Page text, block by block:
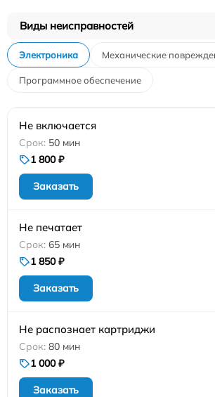
Виды неисправностей
Электроника Механические
Программное обеспечение
Не включается
50 мин
1 800 ₽
Заказать
Не печатает
65 мин
1 850 ₽
Заказать
Не распознает картриджи
80 мин
1 000 ₽
Заказать